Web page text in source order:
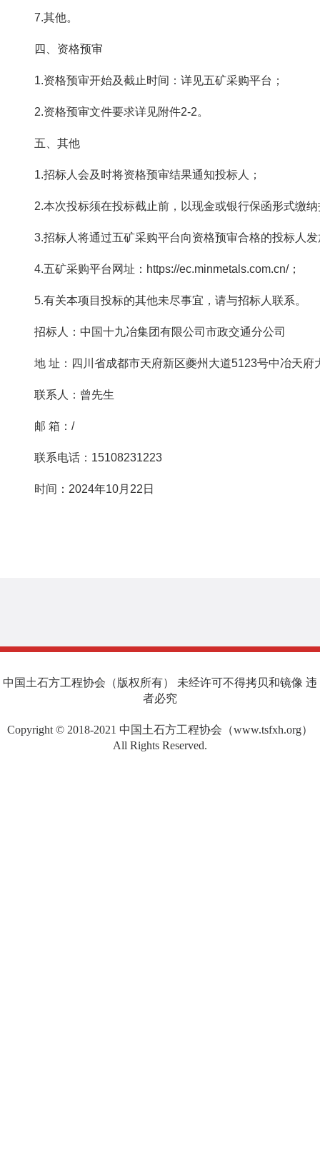
7.其他。
四、资格预审
1.资格预审开始及截止时间：详见五矿采购平台；
2.资格预审文件要求详见附件2-2。
五、其他
1.招标人会及时将资格预审结果通知投标人；
2.本次投标须在投标截止前，以现金或银行保函形式缴
3.招标人将通过五矿采购平台向资格预审合格的投标人
4.五矿采购平台网址：https://ec.minmetals.com.cn/；
5.有关本项目投标的其他未尽事宜，请与招标人联系。
招标人：中国十九冶集团有限公司市政交通分公司
地 址：四川省成都市天府新区夔州大道5123号中冶天府
联系人：曾先生
邮 箱：/
联系电话：15108231223
时间：2024年10月22日
中国土石方工程协会（版权所有） 未经许可不得拷贝和镜像 违
者必究
Copyright © 2018-2021 中国土石方工程协会（www.tsfxh.org）
All Rights Reserved.